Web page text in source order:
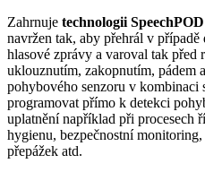
Zahrnuje technologii
navržen tak, aby přehrál v případě
hlasové zprávy a varoval tak před
uklouznutím, zakopnutím, pádem
pohybového senzoru v kombinaci
programovat přímo k detekci
uplatnění například při procesech
hygienu, bezpečnostní
přepážek atd.